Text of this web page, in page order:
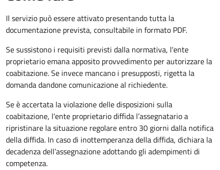
Il servizio può essere attivato presentando tutta la
documentazione prevista, consultabile in formato PDF.
Se sussistono i requisiti previsti dalla normativa, l'ente
proprietario emana apposito provvedimento per autorizzare la
coabitazione. Se invece mancano i presupposti, rigetta la
domanda dandone comunicazione al richiedente.
Se è accertata la violazione delle disposizioni sulla
coabitazione, l'ente proprietario diffida l’assegnatario a
ripristinare la situazione regolare entro 30 giorni dalla notifica
della diffida. In caso di inottemperanza della diffida, dichiara la
decadenza dell’assegnazione adottando gli adempimenti di
competenza.